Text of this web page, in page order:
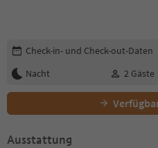
Buchungsdetails bearbeiten
Check-in- und Check-out-Daten
Nacht
2 Gäste
Ausstattung